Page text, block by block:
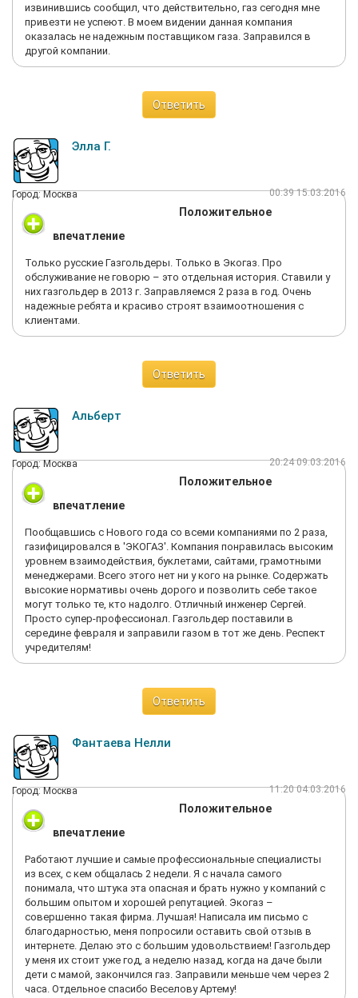
извинившись сообщил, что действительно, газ сегодня мне
привезти не успеют. В моем видении данная компания
оказалась не надежным поставщиком газа. Заправился в
другой компании.
Ответить
Элла Г.
Город: Москва 00:39 15.03.2016
Положительное
впечатление
Только русские Газгольдеры. Только в Экогаз. Про
обслуживание не говорю – это отдельная история. Ставили у
них газгольдер в 2013 г. Заправляемся 2 раза в год. Очень
надежные ребята и красиво строят взаимоотношения с
клиентами.
Ответить
Альберт
Город: Москва 20:24 09.03.2016
Положительное
впечатление
Пообщавшись с Нового года со всеми компаниями по 2 раза,
газифицировался в 'ЭКОГАЗ'. Компания понравилась высоким
уровнем взаимодействия, буклетами, сайтами, грамотными
менеджерами. Всего этого нет ни у кого на рынке. Содержать
высокие нормативы очень дорого и позволить себе такое
могут только те, кто надолго. Отличный инженер Сергей.
Просто супер-профессионал. Газгольдер поставили в
середине февраля и заправили газом в тот же день. Респект
учредителям!
Ответить
Фантаева Нелли
Город: Москва 11:20 04.03.2016
Положительное
впечатление
Работают лучшие и самые профессиональные специалисты
из всех, с кем общалась 2 недели. Я с начала самого
понимала, что штука эта опасная и брать нужно у компаний с
большим опытом и хорошей репутацией. Экогаз –
совершенно такая фирма. Лучшая! Написала им письмо с
благодарностью, меня попросили оставить свой отзыв в
интернете. Делаю это с большим удовольствием! Газгольдер
у меня их стоит уже год, а неделю назад, когда на даче были
дети с мамой, закончился газ. Заправили меньше чем через 2
часа. Отдельное спасибо Веселову Артему!